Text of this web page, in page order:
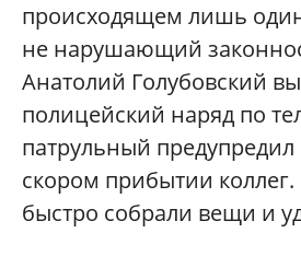
происходящем лишь
не нарушающий
Анатолий Голубовский
полицейский наряд по
патрульный предупредил
скором прибытии коллег.
быстро собрали вещи и